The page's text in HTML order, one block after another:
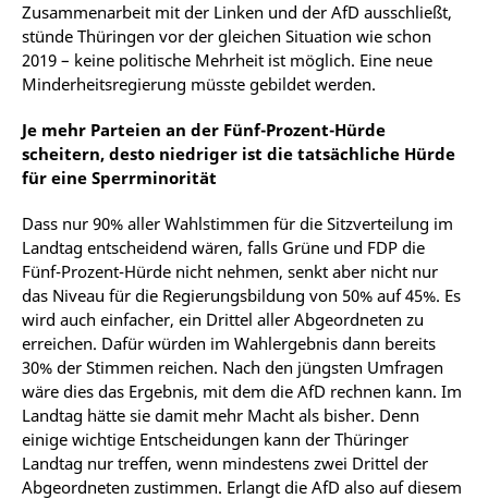
Zusammenarbeit mit der Linken und der AfD ausschließt,
stünde Thüringen vor der gleichen Situation wie schon
2019 – keine politische Mehrheit ist möglich. Eine neue
Minderheitsregierung müsste gebildet werden.
Je mehr Parteien an der Fünf-Prozent-Hürde
scheitern, desto niedriger ist die tatsächliche Hürde
für eine Sperrminorität
Dass nur 90% aller Wahlstimmen für die Sitzverteilung im
Landtag entscheidend wären, falls Grüne und FDP die
Fünf-Prozent-Hürde nicht nehmen, senkt aber nicht nur
das Niveau für die Regierungsbildung von 50% auf 45%. Es
wird auch einfacher, ein Drittel aller Abgeordneten zu
erreichen. Dafür würden im Wahlergebnis dann bereits
30% der Stimmen reichen. Nach den jüngsten Umfragen
wäre dies das Ergebnis, mit dem die AfD rechnen kann. Im
Landtag hätte sie damit mehr Macht als bisher. Denn
einige wichtige Entscheidungen kann der Thüringer
Landtag nur treffen, wenn mindestens zwei Drittel der
Abgeordneten zustimmen. Erlangt die AfD also auf diesem